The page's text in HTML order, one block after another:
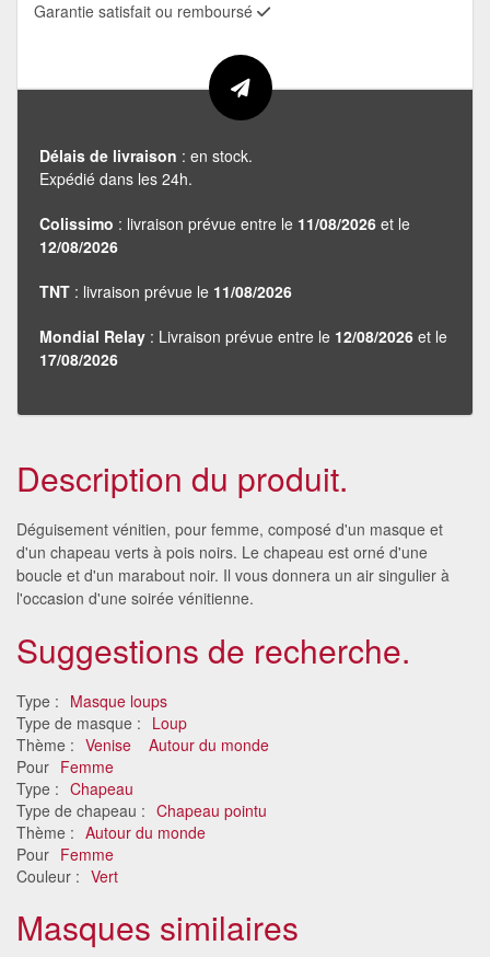
Garantie satisfait ou remboursé
Délais de livraison : en stock.
Expédié dans les 24h.
Colissimo : livraison prévue entre le 11/08/2026 et le
12/08/2026
TNT : livraison prévue le 11/08/2026
Mondial Relay : Livraison prévue entre le 12/08/2026 et le
17/08/2026
Description du produit.
Déguisement vénitien, pour femme, composé d'un masque et
d'un chapeau verts à pois noirs. Le chapeau est orné d'une
boucle et d'un marabout noir. Il vous donnera un air singulier à
l'occasion d'une soirée vénitienne.
Suggestions de recherche.
Type : Masque loups
Type de masque : Loup
Thème : Venise
Autour du monde
Pour Femme
Type : Chapeau
Type de chapeau : Chapeau pointu
Thème : Autour du monde
Pour Femme
Couleur : Vert
Masques similaires